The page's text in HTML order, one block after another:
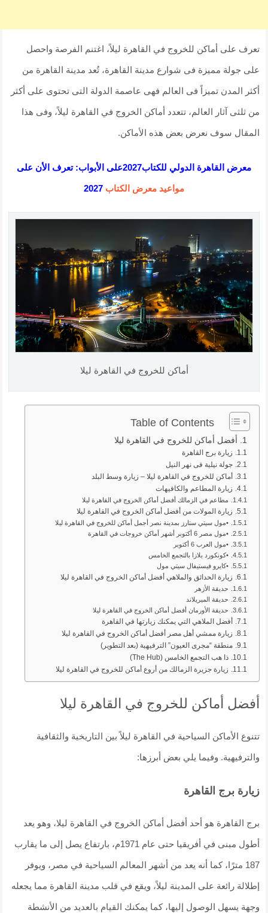
تعرف على أماكن للخروج في القاهرة ليلاً، اغتنم الفرصة واحصل
على جولة مميزة فى شوارع مدينة القاهرة، تُعد مدينة القاهرة من
أكثر المدن تميزاً فى العالم فهى عاصمة الدولة التى تحتوى على أكثر
من ثلثى آثار العالم، تتعدد أماكن الخروج في القاهرة ليلاً، وفى هذا
المقال سوف نعرض بعض هذه الأماكن.
معرض القاهرة الدولي للكتاب2027على الأبواب: تعرف الأن على
مواعيد معرض الكتاب 2027
أماكن للخروج في القاهرة ليلا
Table of Contents
أفضل أماكن للخروج في القاهرة ليلا
زيارة برج القاهرة
جولة نيلية فى نهر النيل
أماكن للخروج في القاهرة ليلا – زيارة وسط البلد
زيارة المطاعم والكافيهات
مطاعم في الزمالك أفضل أماكن الخروج في القاهرة ليلا
زيارة المولات من أفضل أماكن الخروج في القاهرة ليلا
•مول سيتي ستارز بمدينة نصر أجمل أماكن للخروج في القاهرة ليلا
•مول مصر 6 أكتوبر أشهر أماكن خروجات في القاهرة
•مول العرب 6 أكتوبر
•كونكورد بلازا بالتجمع الخامس
•كايرو فيستيفال سيتي مول
زيارة الحدائق والملاهي أفضل أماكن الخروج في القاهرة ليلا
حديقة الأزهر
حديقة الميريلاند
حديقة الأورمان أفضل أماكن الخروج في القاهرة ليلا
أفضل الملاهي التي يمكنك زيارتها في القاهرة
زيارة ممشي أهل مصر أفضل أماكن الخروج في القاهرة ليلا
منطقة “مجرى العيون” الترفيهية (بعد التطوير)
ذا هب التجمع الخامس (The Hub)
زيارة جزيرة الزمالك من أروع أماكن للخروج في القاهرة ليلا
أفضل أماكن للخروج في القاهرة ليلا
تتنوع الأماكن السياحية في القاهرة ليلاً بين التاريخية والثقافية
والترفيهية. وفيما يلي بعض أبرزها:
زيارة برج القاهرة
برج القاهرة هو أحد أفضل أماكن الخروج في القاهرة ليلا، وهو يعد
أطول مبنى في أفريقيا حتى عام 1971م، بارتفاع يصل إلى ما يقارب
187 مترًا، كما أنه يعد من أشهر المعالم السياحية في مصر، ويوفر
إطلالة رائعة على المدينة ليلاً، ويقع في قلب مدينة القاهرة مما يجعله
وجهة يسهل الوصول إليها، كما يمكنك القيام بالعديد من الأنشطة